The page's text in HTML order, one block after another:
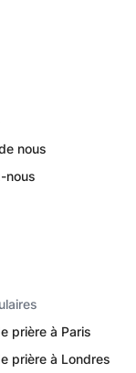
nous
nous
prière à Paris
prière à Londres